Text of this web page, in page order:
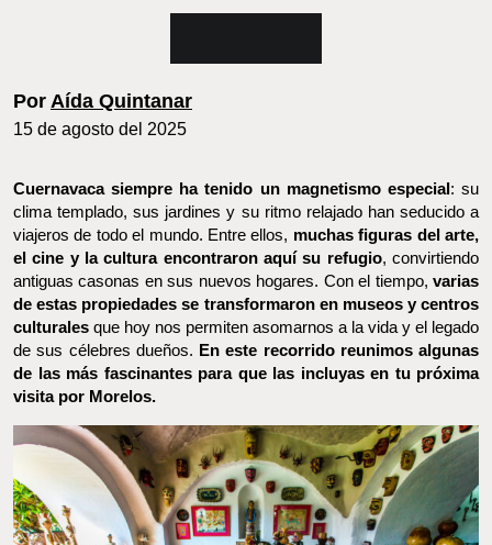
15 de agosto del 2025
clima templado, sus jardines y su ritmo relajado han seducido a
viajeros de todo el mundo. Entre ellos,muchas figuras del arte,
el cine y la cultura encontraron aquí su refugio, convirtiendo
antiguas casonas en sus nuevos hogares. Con el tiempo,varias
de estas propiedades se transformaron en museos y centros
culturalesque hoy nos permiten asomarnos a la vida y el legado
de sus célebres dueños.En este recorrido reunimos algunas de
las más fascinantes para que las incluyas en tu próxima visita
por Morelos.